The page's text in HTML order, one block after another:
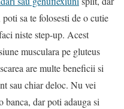
sa te folosesti de o cutie
niste step-up. Acest
musculara pe gluteus
are multe beneficii si
sau chiar deloc. Nu vei
banca, dar poti adauga si